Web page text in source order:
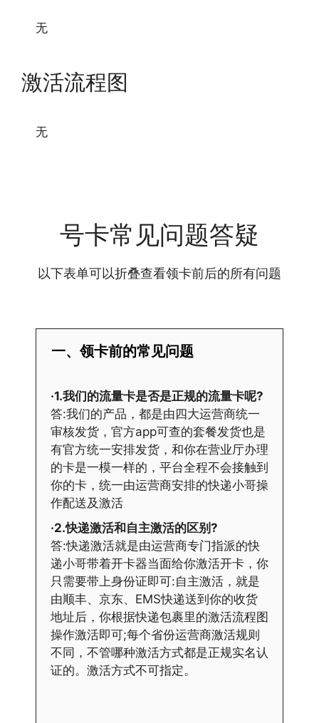
无
激活流程图
无
号卡常见问题答疑
以下表单可以折叠查看领卡前后的所有问题
一、领卡前的常见问题
·1.我们的流量卡是否是正规的流量卡呢?
答:我们的产品，都是由四大运营商统一
审核发货，官方app可查的套餐发货也是
有官方统一安排发货，和你在营业厅办理
的卡是一模一样的，平台全程不会接触到
你的卡，统一由运营商安排的快递小哥操
作配送及激活
·2.快递激活和自主激活的区别?
答:快递激活就是由运营商专门指派的快
递小哥带着开卡器当面给你激活开卡，你
只需要带上身份证即可:自主激活，就是
由顺丰、京东、EMS快递送到你的收货
地址后，你根据快递包裹里的激活流程图
操作激活即可;每个省份运营商激活规则
不同，不管哪种激活方式都是正规实名认
证的。激活方式不可指定。